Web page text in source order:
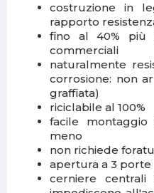
costruzione in
rapporto
fino al 40% più
commerciali
naturalmente
corrosione: non
graffiata)
riciclabile al 100%
facile
meno
non richiede
apertura a 3 porte
cerniere centrali